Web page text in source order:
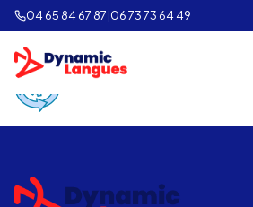
04 65 84 67 87|06 73 73 64 49
process